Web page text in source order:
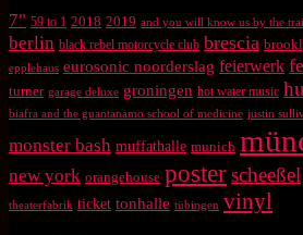
7" 59 to 1 2018 2019 and you will know us by the
berlin black rebel motorcycle club brescia
epplehaus eurosonic noorderslag feierwerk
turner garage deluxe groningen hot water music
biafra and the guantanamo school of medicine justin
monster bash muffathalle munich
new york orangehouse posterscheeßel
theaterfabrik ticket tonhalle tübingen vinyl